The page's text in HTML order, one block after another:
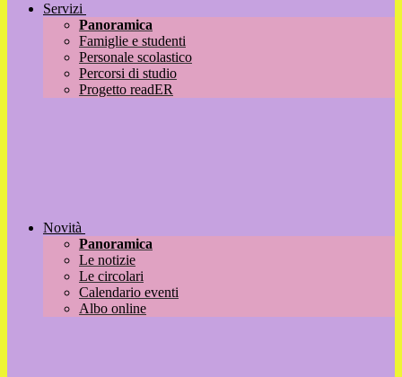
Servizi
Panoramica
Famiglie e studenti
Personale scolastico
Percorsi di studio
Progetto readER
Novità
Panoramica
Le notizie
Le circolari
Calendario eventi
Albo online